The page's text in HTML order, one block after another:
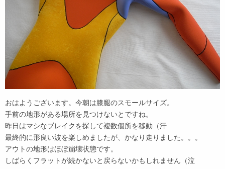
おはようございます。今朝は膝腿のスモールサイズ。
手前の地形がある場所を見つけないとですね。
昨日はマシなブレイクを探して複数個所を移動（汗
最終的に形良い波を楽しめましたが、かなり走りました。。。
アウトの地形はほぼ崩壊状態です。
しばらくフラットが続かないと戻らないかもしれません（泣